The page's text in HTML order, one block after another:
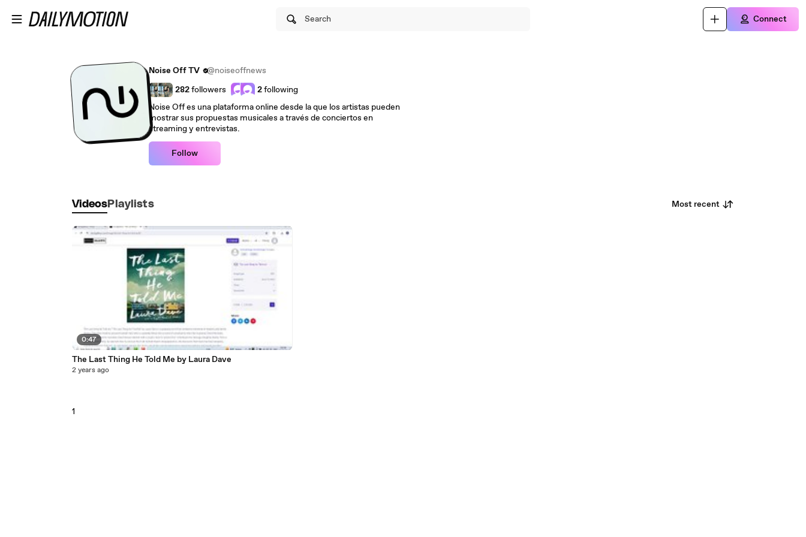
Search Connect
Noise Off TV
@noiseoffnews
282followers 2following
Noise Off es una plataforma online desde la que los artistas pueden
mostrar sus propuestas musicales a través de conciertos en
streaming y entrevistas.
Follow
Videos Playlists Most recent
0:47
The Last Thing He Told Me by Laura Dave
2 years ago
1